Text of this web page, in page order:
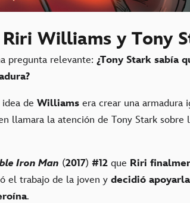
Williams y Tony
pregunta relevante: ¿Tony Stark sabía
?
de Williams era crear una armadura
llamara la atención de Tony Stark sobre
Iron Man (2017) #12 que Riri
el trabajo de la joven y decidió
.